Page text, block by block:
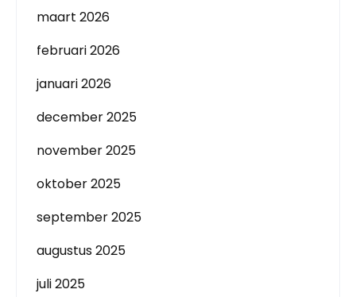
maart 2026
februari 2026
januari 2026
december 2025
november 2025
oktober 2025
september 2025
augustus 2025
juli 2025